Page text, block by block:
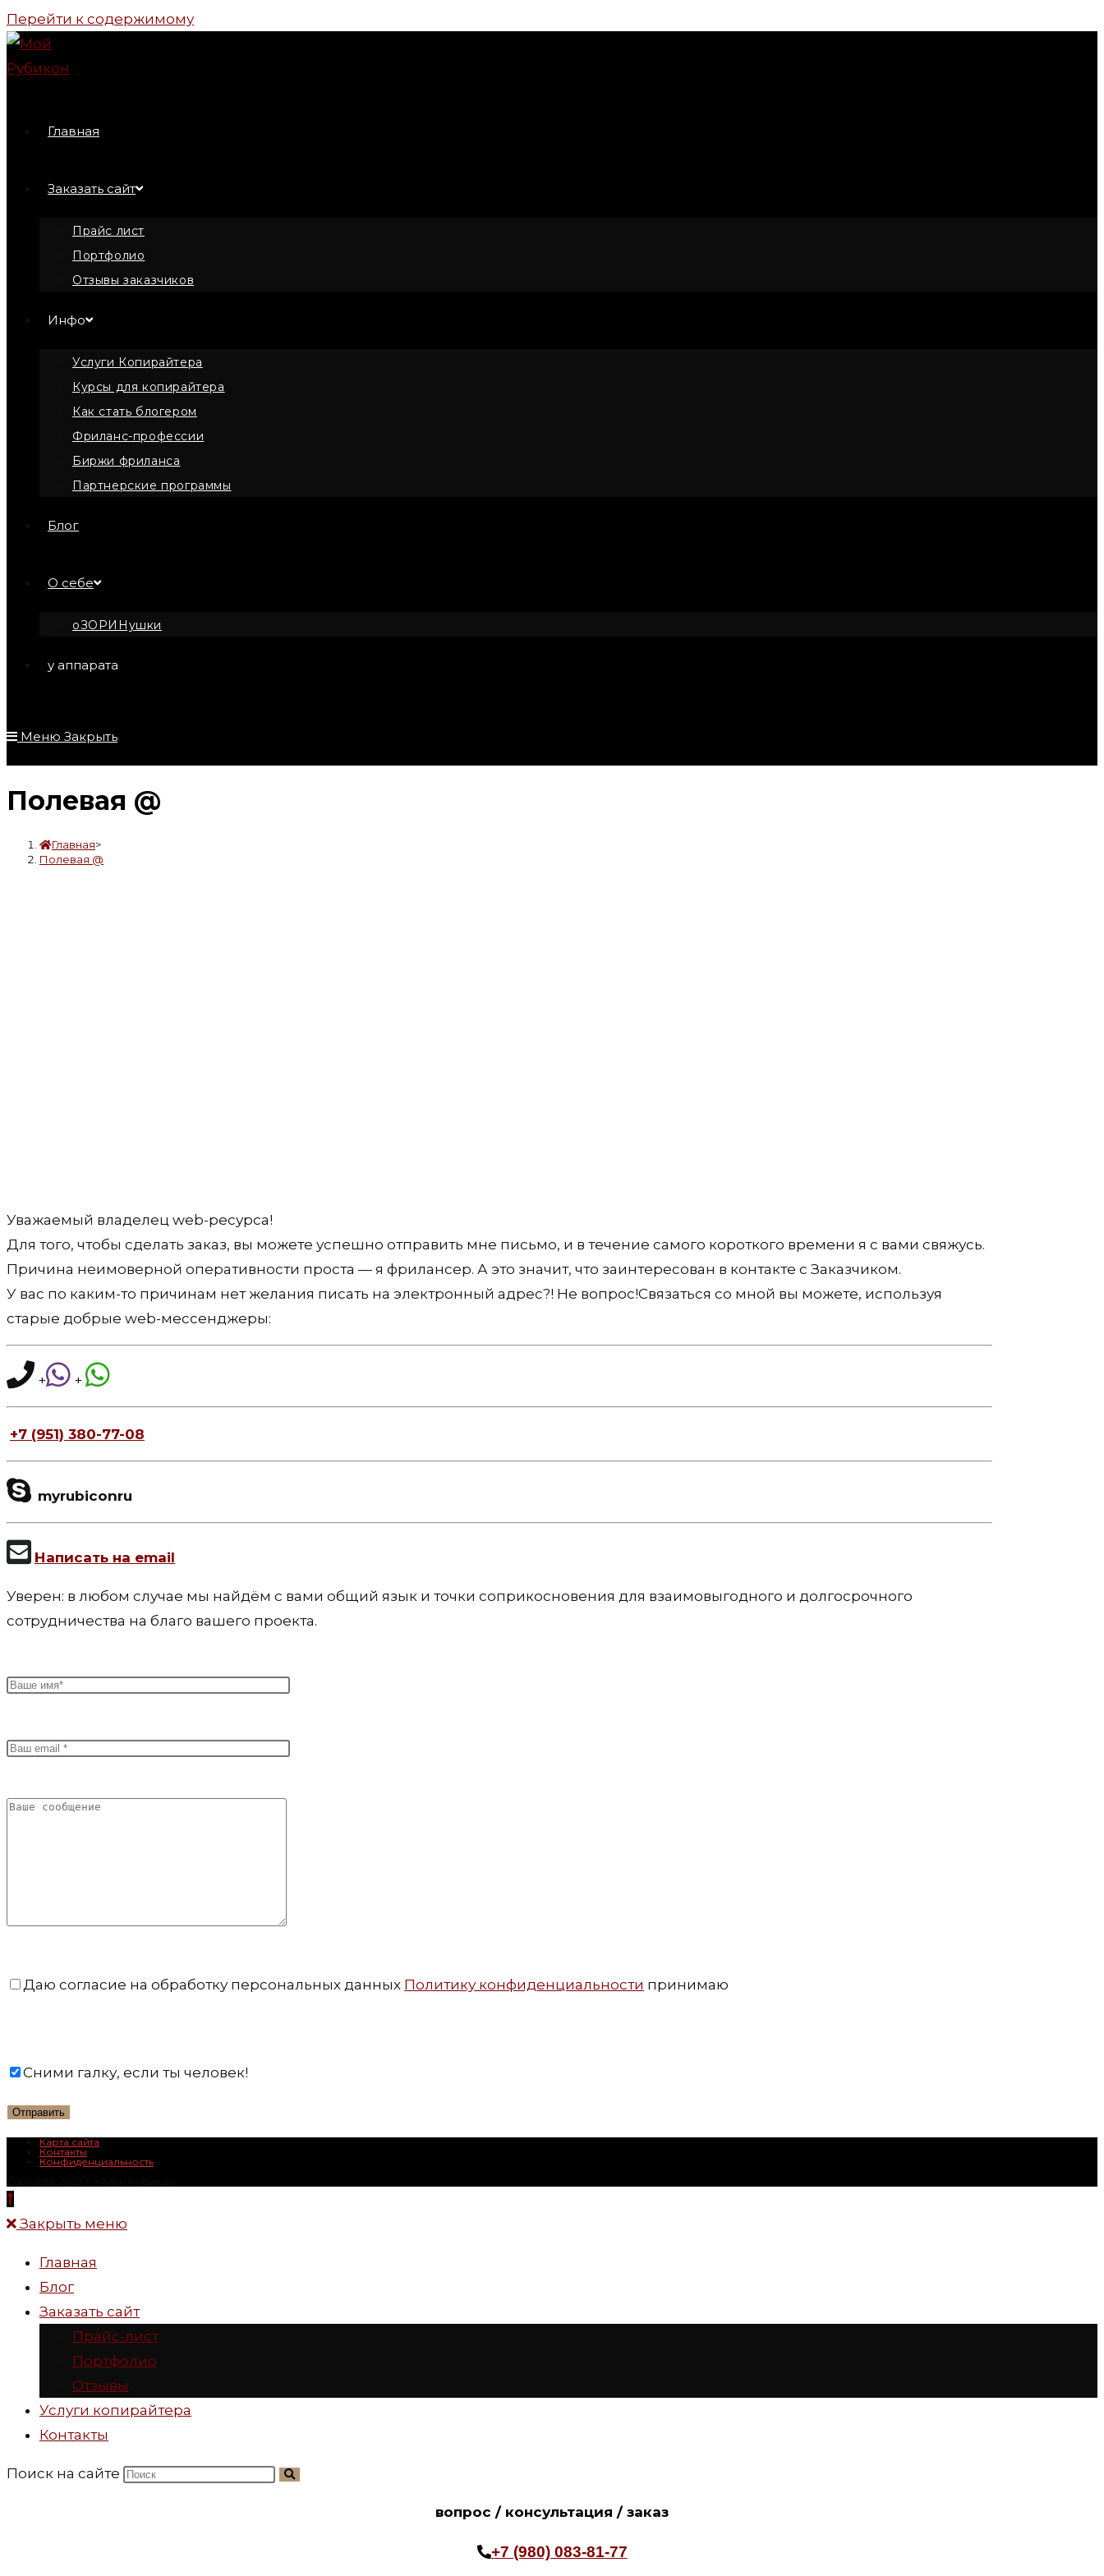
Перейти к содержимому
Главная
Заказать сайт
Прайс лист
Портфолио
Отзывы заказчиков
Инфо
Услуги Копирайтера
Курсы для копирайтера
Как стать блогером
Фриланс-профессии
Биржи фриланса
Партнерские программы
Блог
О себе
оЗОРИНушки
у аппарата
Меню Закрыть
Полевая @
Главная>
Полевая @
Уважаемый владелец web-ресурса!
Для того, чтобы сделать заказ, вы можете успешно отправить мне письмо, и в течение самого короткого времени я с вами свяжусь.
Причина неимоверной оперативности проста — я фрилансер. А это значит, что заинтересован в контакте с Заказчиком.
У вас по каким-то причинам нет желания писать на электронный адрес?! Не вопрос!Связаться со мной вы можете, используя
старые добрые web-мессенджеры:
+ +
+7 (951) 380-77-08
myrubiconru
Написать на email
Уверен: в любом случае мы найдём с вами общий язык и точки соприкосновения для взаимовыгодного и долгосрочного
сотрудничества на благо вашего проекта.
Даю согласие на обработку персональных данных Политику конфиденциальности принимаю
Сними галку, если ты человек!
Карта сайта
Контакты
Конфиденциальность
Закрыть меню
Главная
Блог
Заказать сайт
Прайс-лист
Портфолио
Отзывы
Услуги копирайтера
Контакты
Поиск на сайте
вопрос / консультация / заказ
+7 (980) 083-81-77